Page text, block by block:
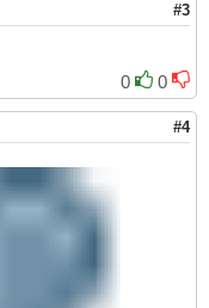
#3
0
0
#4